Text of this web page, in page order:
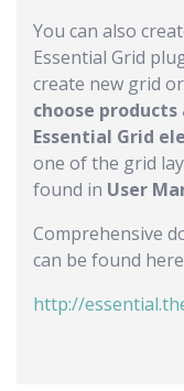
You can also
Essential Grid
create new grid
choose
Essential Grid
one of the grid
found in User
Comprehensive
can be found
http://